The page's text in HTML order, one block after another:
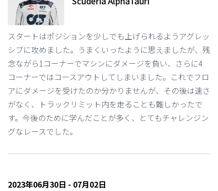
スタートはポジションを少しでも上げられるようアグレッ
シブに攻めました。うまくいったように思えましたが、残
念ながら1コーナーでマシンにダメージを負い、さらに4
コーナーではコースアウトしてしまいました。これでフロ
アにダメージを受けたのか分かりませんが、その後は速さ
がなく、トラックリミット内を走ることも難しかったで
す。今後のために学んだことが多く、とてもチャレンジン
グなレースでした。
2023年06月30日 - 07月02日